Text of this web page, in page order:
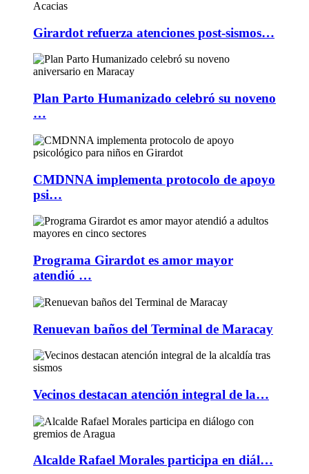
Girardot refuerza atenciones post-sismos…
Plan Parto Humanizado celebró su noveno
…
CMDNNA implementa protocolo de apoyo
psi…
Programa Girardot es amor mayor
atendió …
Renuevan baños del Terminal de Maracay
Vecinos destacan atención integral de la…
Alcalde Rafael Morales participa en diál…